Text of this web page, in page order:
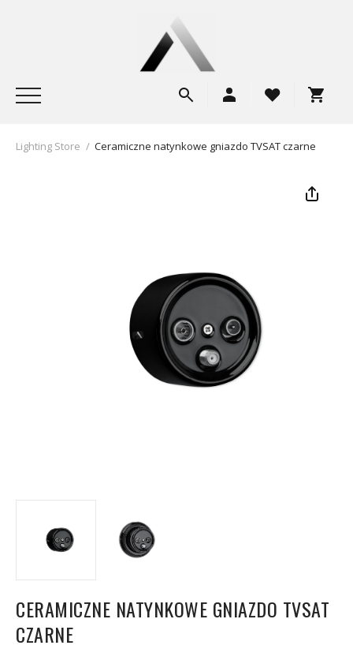
Lighting Store / Ceramiczne natynkowe gniazdo TVSAT czarne
CERAMICZNE NATYNKOWE GNIAZDO TVSAT
CZARNE